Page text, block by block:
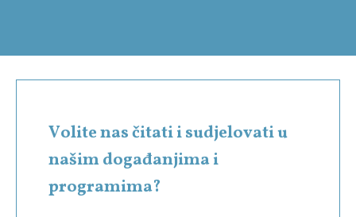
Volite nas čitati i sudjelovati u
našim događanjima i
programima?